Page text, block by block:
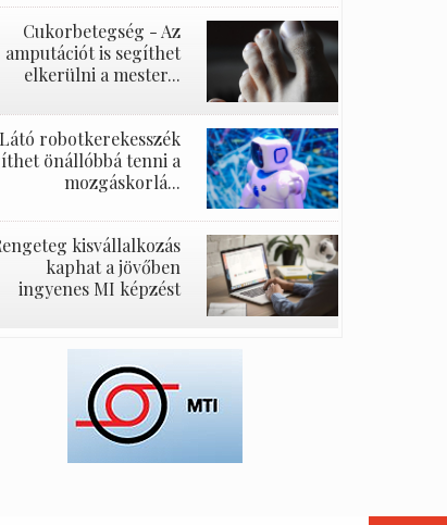
Cukorbetegség - Az
amputációt is segíthet
elkerülni a mester...
Látó robotkerekesszék
önállóbbá tenni a
mozgáskorlá...
kisvállalkozás
kaphat a jövőben
ingyenes MI képzést